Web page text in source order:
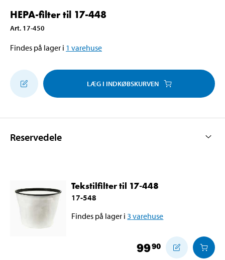
HEPA-filter til 17-448
Art. 17-450
Findes på lager i 1 varehuse
LÆG I INDKØBSKURVEN
Reservedele
Tekstilfilter til 17-448
17-548
Findes på lager i 3 varehuse
9990